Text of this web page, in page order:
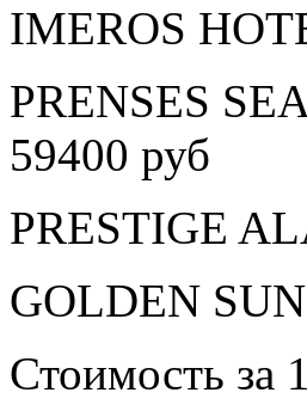
IMEROS
PRENSES
59400 руб
PRESTIGE
GOLDEN
Стоимость за